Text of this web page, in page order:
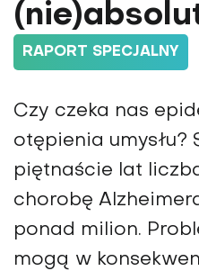
RAPORT SPECJALNY
Czy czeka nas
otępienia umysłu?
piętnaście lat
chorobę
ponad milion.
mogą w